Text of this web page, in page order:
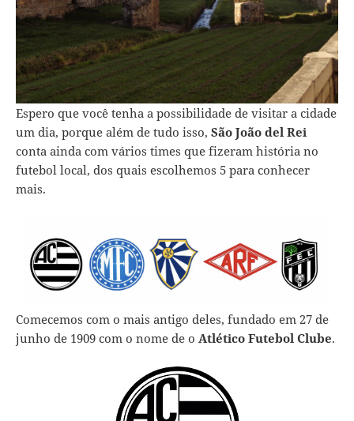
Espero que você tenha a possibilidade de visitar a cidade
um dia, porque além de tudo isso, São João del Rei
conta ainda com vários times que fizeram história no
futebol local, dos quais escolhemos 5 para conhecer
mais.
Comecemos com o mais antigo deles, fundado em 27 de
junho de 1909 com o nome de o Atlético Futebol Clube.